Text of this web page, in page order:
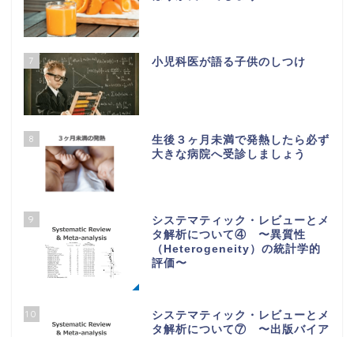
7 小児科医が語る子供のしつけ
8
生後３ヶ月未満で発熱したら必ず
大きな病院へ受診しましょう
9
システマティック・レビューとメ
タ解析について④ 〜異質性
（Heterogeneity）の統計学的
評価〜
10
システマティック・レビューとメ
タ解析について⑦ 〜出版バイア